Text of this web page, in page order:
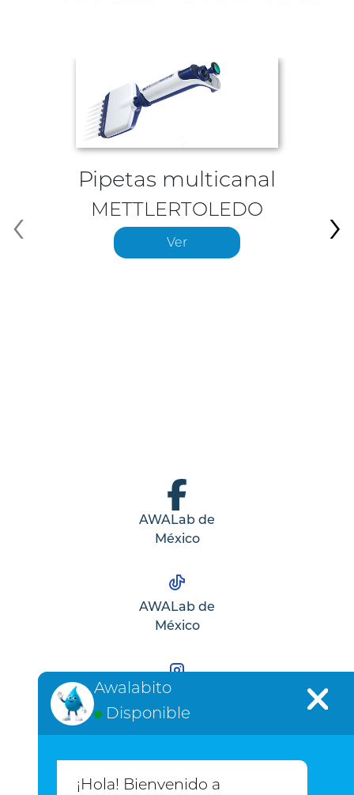
Pipetas multicanal
METTLERTOLEDO
Ver
‹ ›
AWALab de
México
AWALab de
México
AWALab de
México
AWALab de
Awalabito
Disponible
¡Hola! Bienvenido a